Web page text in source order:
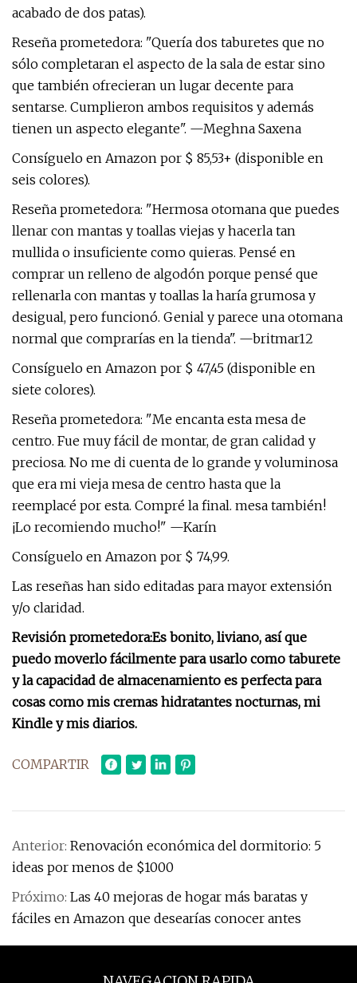
acabado de dos patas).
Reseña prometedora: "Quería dos taburetes que no
sólo completaran el aspecto de la sala de estar sino
que también ofrecieran un lugar decente para
sentarse. Cumplieron ambos requisitos y además
tienen un aspecto elegante". —Meghna Saxena
Consíguelo en Amazon por $ 85,53+ (disponible en
seis colores).
Reseña prometedora: "Hermosa otomana que puedes
llenar con mantas y toallas viejas y hacerla tan
mullida o insuficiente como quieras. Pensé en
comprar un relleno de algodón porque pensé que
rellenarla con mantas y toallas la haría grumosa y
desigual, pero funcionó. Genial y parece una otomana
normal que comprarías en la tienda". —britmar12
Consíguelo en Amazon por $ 47,45 (disponible en
siete colores).
Reseña prometedora: "Me encanta esta mesa de
centro. Fue muy fácil de montar, de gran calidad y
preciosa. No me di cuenta de lo grande y voluminosa
que era mi vieja mesa de centro hasta que la
reemplacé por esta. Compré la final. mesa también!
¡Lo recomiendo mucho!" —Karín
Consíguelo en Amazon por $ 74,99.
Las reseñas han sido editadas para mayor extensión
y/o claridad.
Revisión prometedora:Es bonito, liviano, así que
puedo moverlo fácilmente para usarlo como taburete
y la capacidad de almacenamiento es perfecta para
cosas como mis cremas hidratantes nocturnas, mi
Kindle y mis diarios.
COMPARTIR
Anterior: Renovación económica del dormitorio: 5
ideas por menos de $1000
Próximo: Las 40 mejoras de hogar más baratas y
fáciles en Amazon que desearías conocer antes